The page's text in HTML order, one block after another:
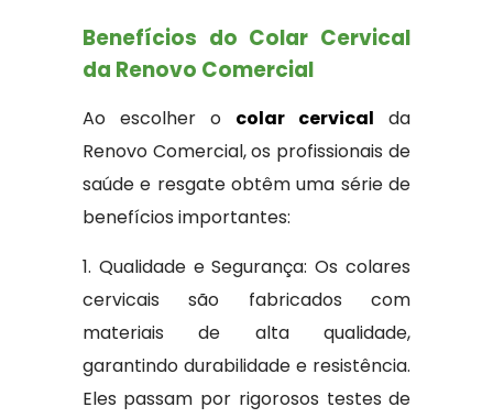
Benefícios do Colar Cervical
da Renovo Comercial
Ao escolher o colar cervical da
Renovo Comercial, os profissionais de
saúde e resgate obtêm uma série de
benefícios importantes:
1. Qualidade e Segurança: Os colares
cervicais são fabricados com
materiais de alta qualidade,
garantindo durabilidade e resistência.
Eles passam por rigorosos testes de